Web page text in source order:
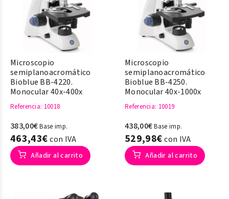
Microscopio
semiplanoacromático
Bioblue BB-4220.
Monocular 40x-400x
Referencia: 10018
383,00€Base imp.
463,43€con IVA
Añadir al carrito
Microscopio
semiplanoacromático
Bioblue BB-4250.
Monocular 40x-1000x
Referencia: 10019
438,00€Base imp.
529,98€con IVA
Añadir al carrito